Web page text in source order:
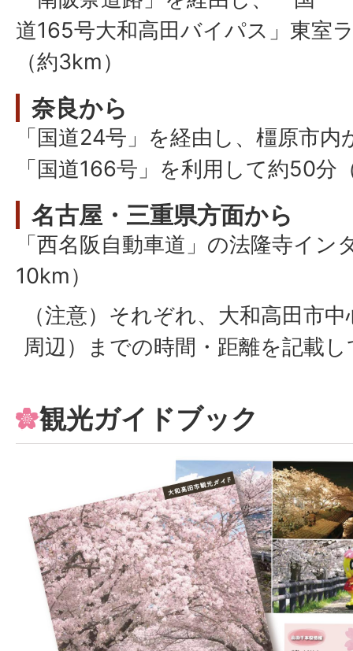
道165号大和高田バイパス」東室
（約3km）
奈良から
「国道24号」を経由し、橿原市
「国道166号」を利用して約50分
名古屋・三重県方面から
「西名阪自動車道」の法隆寺イ
10km）
（注意）それぞれ、大和高田市
周辺）までの時間・距離を記載
観光ガイドブック